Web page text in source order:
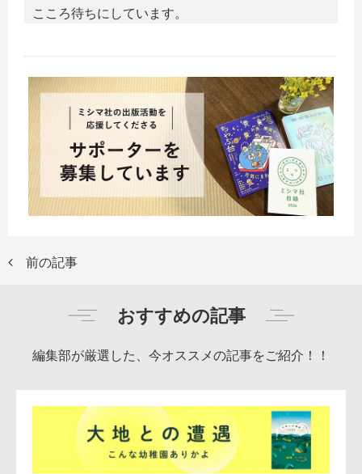
こころ待ちにしています。
前の記事
おすすめの記事
編集部が厳選した、今オススメの記事をご紹介！！